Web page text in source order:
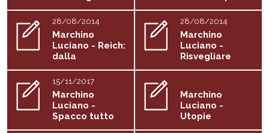
somatica e...
ricerca
spirituale
28/08/2014
Marchino
Luciano - Reich:
dalla
psicoanalisi...
28/08/2014
Marchino
Luciano -
Risvegliare
l'energia
15/11/2017
Marchino
Luciano -
Spacco tutto
Marchino
Luciano -
Utopie
realizzabili. Il...